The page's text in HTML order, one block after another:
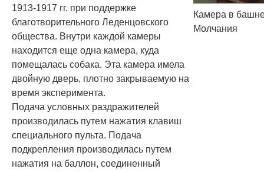
1913-1917 гг. при поддержке
благотворительного Леденцовского
общества. Внутри каждой камеры
находится еще одна камера, куда
помещалась собака. Эта камера имела
двойную дверь, плотно закрываемую на
время эксперимента.
Подача условных раздражителей
производилась путем нажатия клавиш
специального пульта. Подача
подкрепления производилась путем
нажатия на баллон, соединенный
Камера в
Молчания